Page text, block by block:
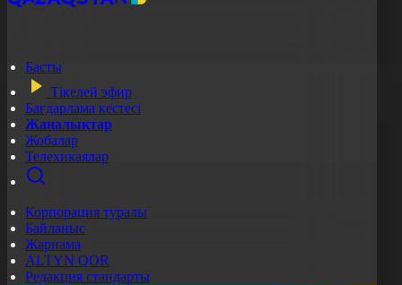
Басты
Тікелей эфир
Бағдарлама кестесі
Жаңалықтар
Жобалар
Телехикаялар
Корпорация туралы
Байланыс
Жарнама
ALTYN QOR
Редакция стандарты